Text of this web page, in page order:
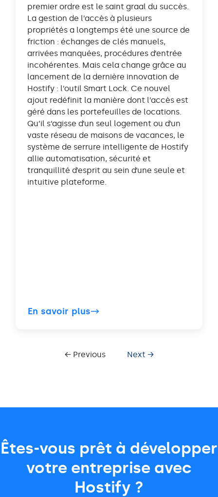
premier ordre est le saint graal du succès.
La gestion de l’accès à plusieurs
propriétés a longtemps été une source de
friction : échanges de clés manuels,
arrivées manquées, procédures d’entrée
incohérentes. Mais cela change grâce au
lancement de la dernière innovation de
Hostify : l’outil Smart Lock. Ce nouvel
ajout redéfinit la manière dont l’accès est
géré dans les portefeuilles de locations.
Qu’il s’agisse d’un seul logement ou d’un
vaste réseau de maisons de vacances, le
système de serrure intelligente de Hostify
allie automatisation, sécurité et
tranquillité d’esprit au sein d’une seule et
intuitive plateforme.
En savoir plus
← Previous Next →
Êtes-vous prêt à développer
votre entreprise avec
Hostify ?